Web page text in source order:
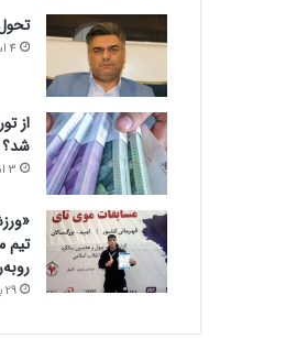
4 اسفند 1404
از
شد؟
3 اسفند 1404
تیم
29 بهمن 1404